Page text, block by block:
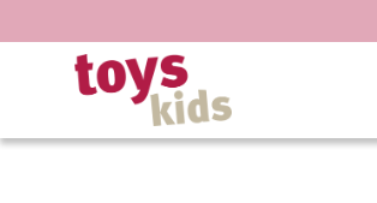
Inhalt
springen